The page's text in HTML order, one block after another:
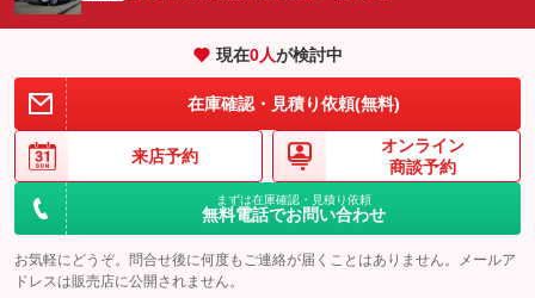
：装備なし
：装備なし
現在0人が検討中
在庫確認・見積り依頼(無料)
来店予約
オンライン
商談予約
まずは在庫確認・見積り依頼
無料電話でお問い合わせ
お気軽にどうぞ。問合せ後に何度もご連絡が届くことはありません。メールア
ドレスは販売店に公開されません。